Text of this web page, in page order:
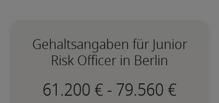
Gehaltsangaben für Junior
Risk Officer in Berlin
-